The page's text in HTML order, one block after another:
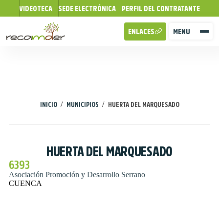
VIDEOTECA SEDE ELECTRÓNICA PERFIL DEL CONTRATANTE
MENU
ENLACES
INICIO / MUNICIPIOS / HUERTA DEL MARQUESADO
HUERTA DEL MARQUESADO
6393
Asociación Promoción y Desarrollo Serrano
CUENCA